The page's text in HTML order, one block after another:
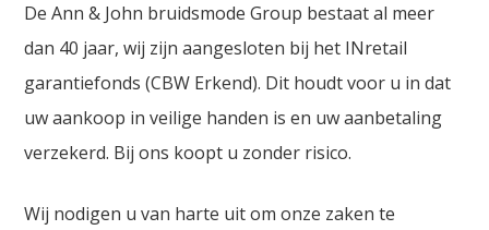
De Ann & John bruidsmode Group bestaat al meer
dan 40 jaar, wij zijn aangesloten bij het INretail
garantiefonds (CBW Erkend). Dit houdt voor u in dat
uw aankoop in veilige handen is en uw aanbetaling
verzekerd. Bij ons koopt u zonder risico.
Wij nodigen u van harte uit om onze zaken te